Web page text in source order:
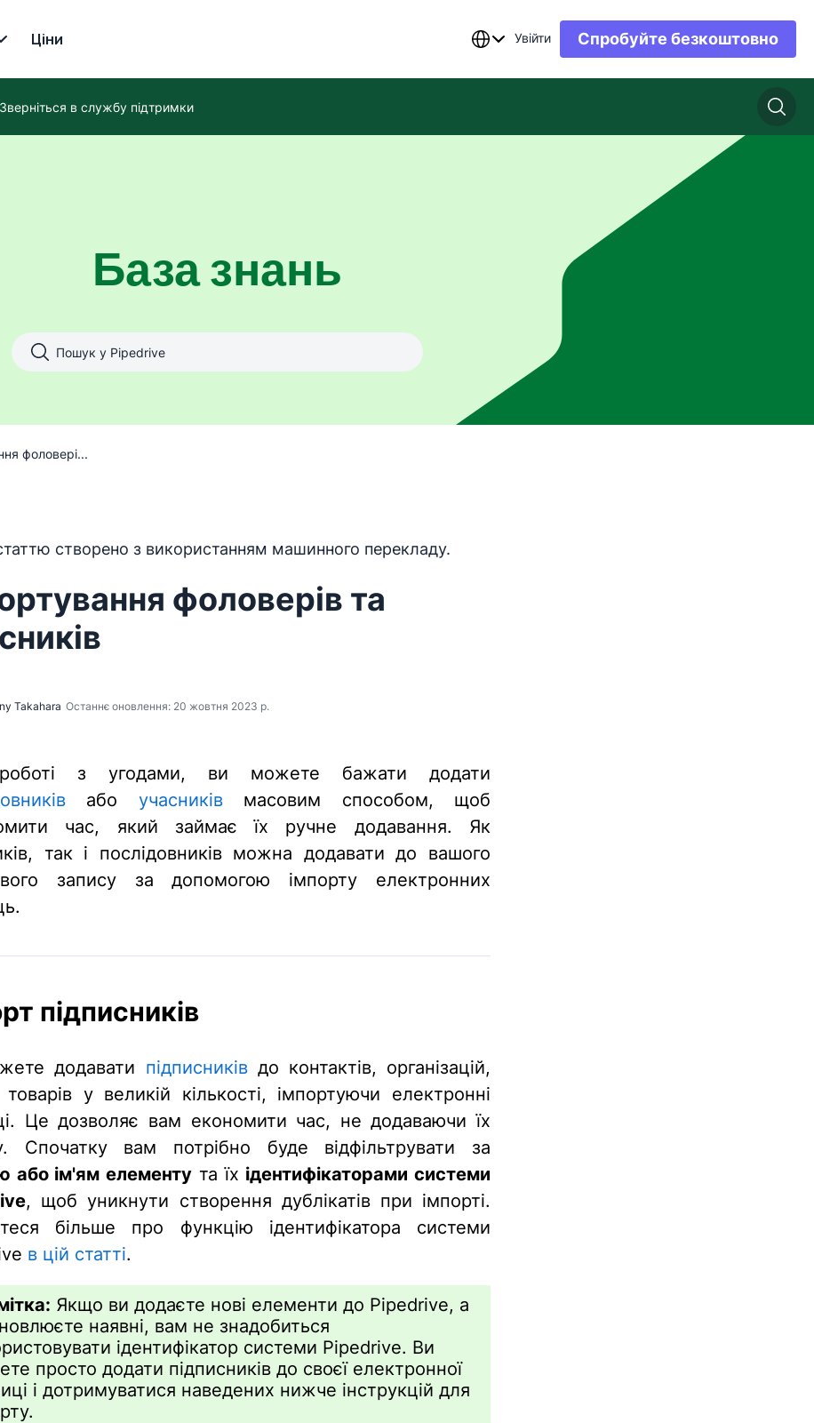
Ціни Увійти Спробуйте безкоштовно
Зверніться в службу підтримки
База знань
фоловері...
перекладено з англійської мови за допомогою програми машинного перекладу, тобто його не перевіряла
створено з використанням машинного перекладу.
фоловерів та
Takahara Останнє оновлення: 20 жовтня 2023 р.
з угодами, ви можете бажати додати
або учасниківмасовим способом, щоб
час, який займає їх ручне додавання. Як
так і послідовників можна додавати до вашого
запису за допомогою імпорту електронних
підписників
додавати підписниківдо контактів, організацій,
товарів у великій кількості, імпортуючи електронні
Це дозволяє вам економити час, не додаваючи їх
Спочатку вам потрібно буде відфільтрувати за
або ім'ям елементу та їх ідентифікаторами системи
, щоб уникнути створення дублікатів при імпорті.
більше про функцію ідентифікатора системи
в цій статті.
Якщо ви додаєте нові елементи до Pipedrive, а
наявні, вам не знадобиться
ідентифікатор системи Pipedrive. Ви
просто додати підписників до своєї електронної
і дотримуватися наведених нижче інструкцій для